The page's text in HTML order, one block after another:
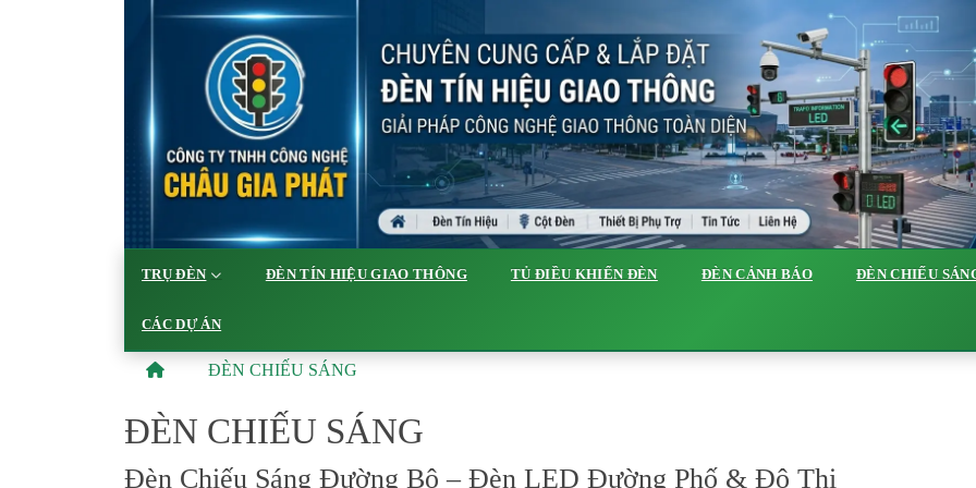
TRỤ ĐÈN ĐÈN TÍN HIỆU GIAO THÔNG TỦ ĐIỀU KHIỂN ĐÈN ĐÈN CẢNH BÁO ĐÈN CHIẾU
CÁC DỰ ÁN
ĐÈN CHIẾU SÁNG
ĐÈN CHIẾU SÁNG
Đèn Chiếu Sáng Đường Bộ – Đèn LED Đường Phố & Đô Thị